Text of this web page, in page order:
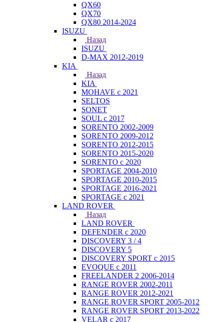
QX60
QX70
QX80 2014-2024
ISUZU
Назад
ISUZU
D-MAX 2012-2019
KIA
Назад
KIA
MOHAVE с 2021
SELTOS
SONET
SOUL с 2017
SORENTO 2002-2009
SORENTO 2009-2012
SORENTO 2012-2015
SORENTO 2015-2020
SORENTO с 2020
SPORTAGE 2004-2010
SPORTAGE 2010-2015
SPORTAGE 2016-2021
SPORTAGE с 2021
LAND ROVER
Назад
LAND ROVER
DEFENDER с 2020
DISCOVERY 3 / 4
DISCOVERY 5
DISCOVERY SPORT с 2015
EVOQUE с 2011
FREELANDER 2 2006-2014
RANGE ROVER 2002-2011
RANGE ROVER 2012-2021
RANGE ROVER SPORT 2005-2012
RANGE ROVER SPORT 2013-2022
VELAR с 2017